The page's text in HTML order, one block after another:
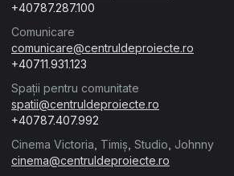
+40787.287.100
Comunicare
comunicare@centruldeproiecte.ro
+40711.931.123
Spații pentru comunitate
spatii@centruldeproiecte.ro
+40787.407.992
Cinema Victoria, Timiș, Studio, Johnny
cinema@centruldeproiecte.ro